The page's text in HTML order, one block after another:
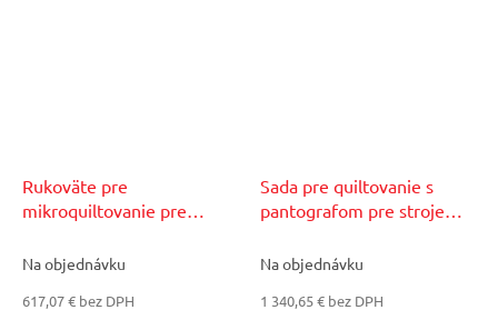
Rukoväte pre
mikroquiltovanie pre
Na objednávku
617,07 € bez DPH
Sada pre quiltovanie s
pantografom pre stroje
Na objednávku
1 340,65 € bez DPH